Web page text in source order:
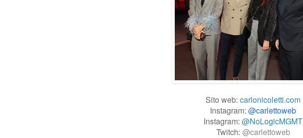
Sito web: carlonicoletti.com
Instagram: @carlettoweb
Instagram: @NoLogicMGMT
Twitch: @carlettoweb